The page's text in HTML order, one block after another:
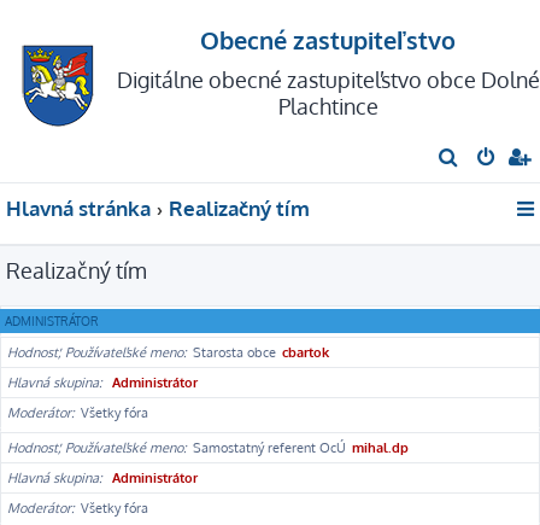
Obecné zastupiteľstvo
Digitálne obecné zastupiteľstvo obce Dolné
Plachtince
ľ
d
Hlavná stránka Realizačný tím
Realizačný tím
ADMINISTRÁTOR
Hodnosť, Používateľské meno Starosta obce cbartok
Hlavná skupina
Administrátor
Moderátor Všetky fóra
Hodnosť, Používateľské meno Samostatný referent OcÚ mihal.dp
Hlavná skupina
Administrátor
Moderátor Všetky fóra